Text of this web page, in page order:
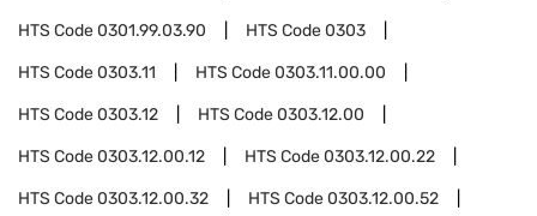
HTS Code0301.99.03.90 HTS Code0303
HTS Code0303.11 HTS Code0303.11.00.00
HTS Code0303.12 HTS Code0303.12.00
HTS Code0303.12.00.12 HTS Code0303.12.00.22
HTS Code0303.12.00.32 HTS Code0303.12.00.52